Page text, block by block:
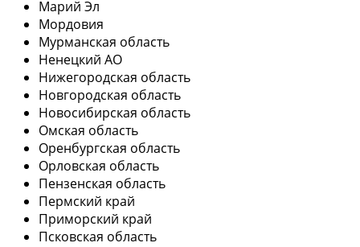
Марий Эл
Мордовия
Мурманская область
Ненецкий АО
Нижегородская область
Новгородская область
Новосибирская область
Омская область
Оренбургская область
Орловская область
Пензенская область
Пермский край
Приморский край
Псковская область